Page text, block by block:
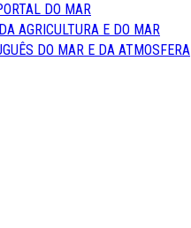
DO MAR
AGRICULTURA E DO MAR
DO MAR E DA ATMOSFERA